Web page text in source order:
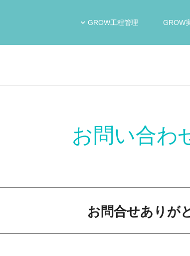
GROW工程管理 GROW
お問い合わ
お問合せありが